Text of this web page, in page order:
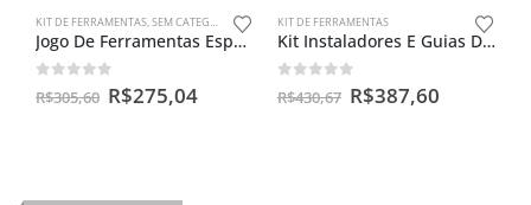
KIT DE FERRAMENTAS,SEM CATEGORIA
Jogo De Ferramentas Especial Para Oficina De Moto
out of 5
R$305,60 R$275,04
KIT DE FERRAMENTAS
Kit Instaladores E Guias De Retentor Extrator Pino Corrente
out of 5
R$430,67 R$387,60